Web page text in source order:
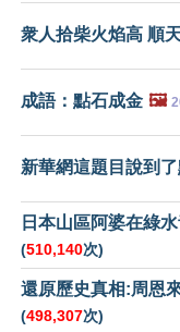
衆人拾柴火焰高 順
成語：點石成金 🖼️
新華網這題目說到
日本山區阿婆在綠
(510,140次)
還原歷史真相:周恩
(498,307次)